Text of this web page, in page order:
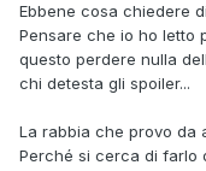
Ebbene cosa chiedere
Pensare che io ho letto
questo perdere nulla
chi detesta gli spoiler...
La rabbia che provo da
Perché si cerca di farlo